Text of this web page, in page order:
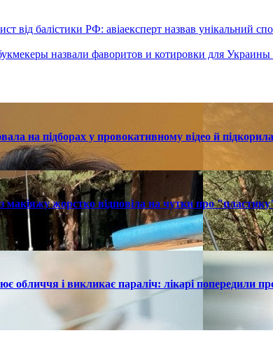
від балістики РФ: авіаексперт назвав унікальний
назвали фаворитов и котировки для Украины
на підборах у провокативному відео й
жорстко відповіла на чутки про
і викликає параліч: лікарі попередили